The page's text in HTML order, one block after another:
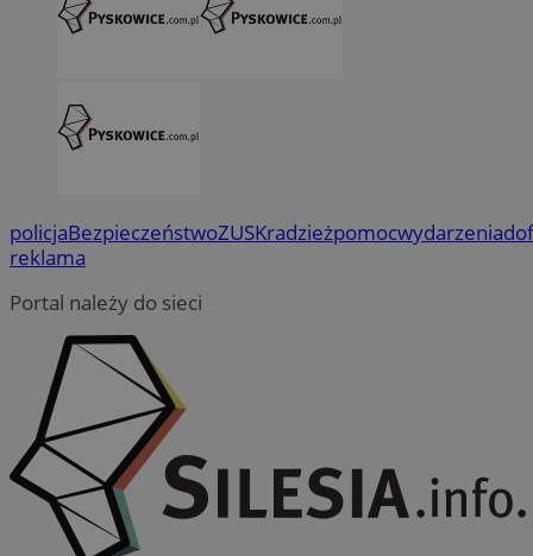
policjaBezpieczeństwoZUSKradzieżpomocwydarzenia
reklama
Portal należy do sieci